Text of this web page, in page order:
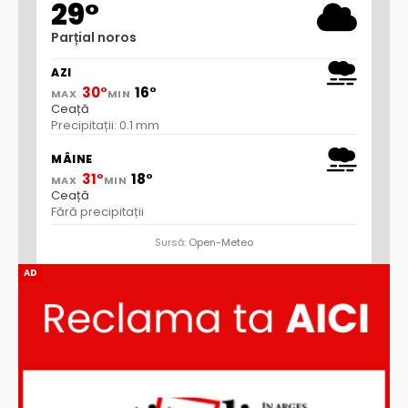
AD
29°
Parțial noros
AZI
MAX 30°MIN 16°
Ceață
Precipitații: 0.1 mm
MÂINE
MAX 31°MIN 18°
Ceață
Fără precipitații
Sursă: Open-Meteo